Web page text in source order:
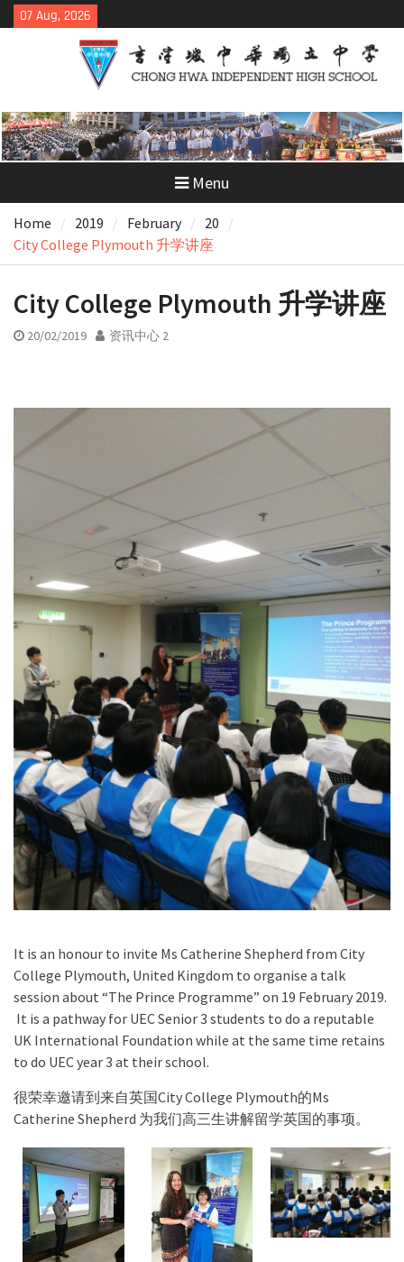
Skip
to
07 Aug, 2026
Menu
Home 2019 February
20
City College Plymouth 升学讲座
City College Plymouth 升学讲座
20/02/2019 资讯中心 2
It is an honour to invite Ms Catherine Shepherd from City
College Plymouth, United Kingdom to organise a talk
session about “The Prince Programme” on 19 February 2019.
It is a pathway for UEC Senior 3 students to do a reputable
UK International Foundation while at the same time retains
to do UEC year 3 at their school.
很荣幸邀请到来自英国City College Plymouth的Ms
Catherine Shepherd 为我们高三生讲解留学英国的事项。